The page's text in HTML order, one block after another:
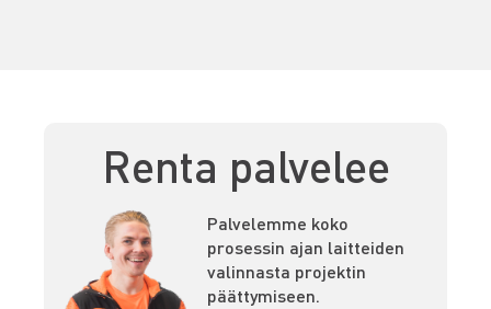
Renta palvelee
Palvelemme koko
prosessin ajan laitteiden
valinnasta projektin
päättymiseen.